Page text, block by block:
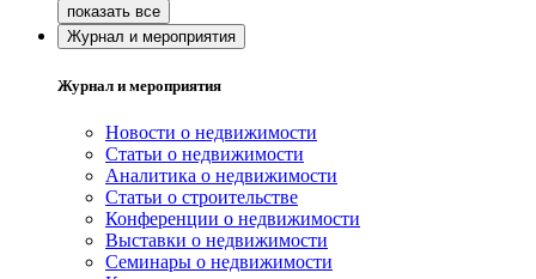
Журнал и мероприятия
Журнал и мероприятия
Новости о недвижимости
Статьи о недвижимости
Аналитика о недвижимости
Статьи о строительстве
Конференции о недвижимости
Выставки о недвижимости
Семинары о недвижимости